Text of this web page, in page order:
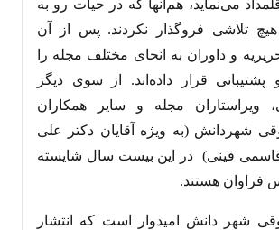
می‌نماید، هم‌آنها که در حیات رو به
تلاشی فروگذار نکردند. پس از آن
و داوران به انحای مختلف مجله را
قرار داده‌اند. از سوی دیگر
ویراستاران مجله و سایر همکاران
شهردانش (به ویژه آقایان دکتر علی
فینی) در این بیست سال شایسته
فراوان هستند.
شهر دانش امیدوار است که انتشار